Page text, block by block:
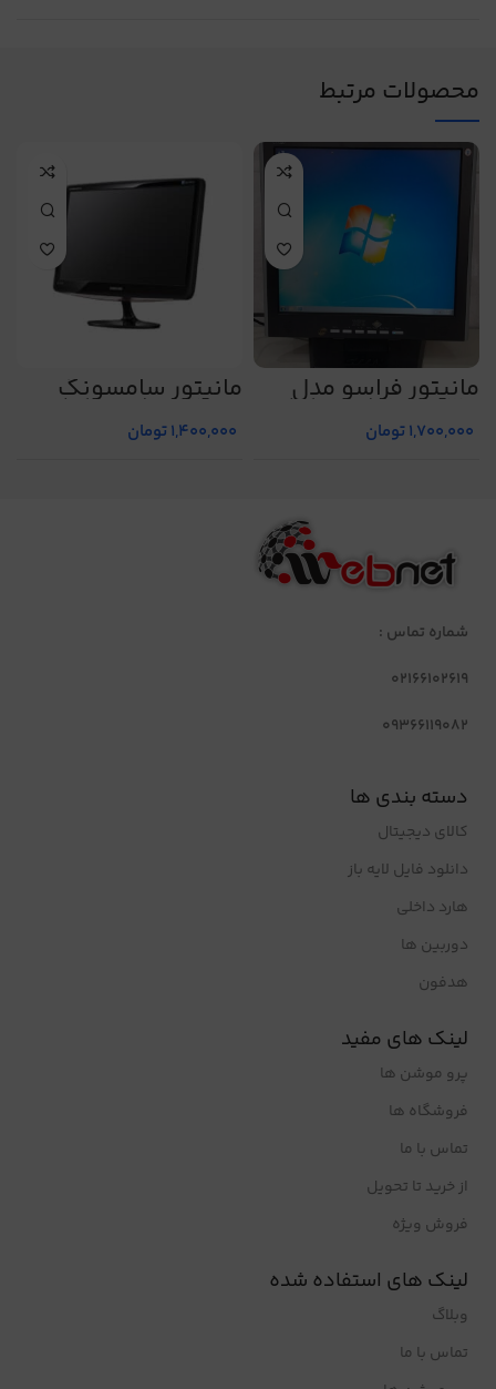
محصولات مرتبط
مانیتور فراسو مدل
CT-722D (استوک)
1,700,000تومان
مانیتور سامسونگ
733NW (استوک)
1,400,000تومان
شماره تماس :
02166102619
09366119082
دسته بندی ها
کالای دیجیتال
دانلود فایل لایه باز
هارد داخلی
دوربین ها
هدفون
لینک های مفید
پرو موشن ها
فروشگاه ها
تماس با ما
از خرید تا تحویل
فروش ویژه
لینک های استفاده شده
وبلاگ
تماس با ما